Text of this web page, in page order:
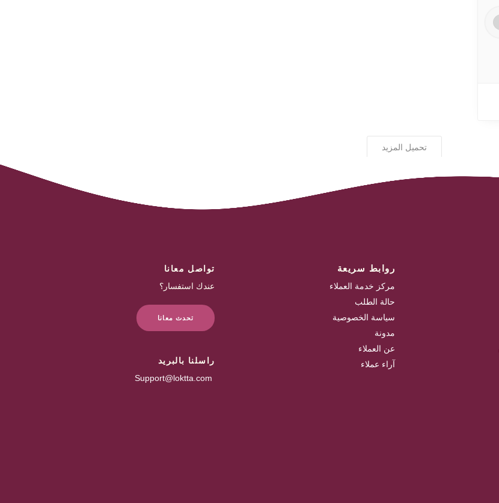
تحميل المزيد
روابط سريعة
مركز خدمة العملاء
حالة الطلب
سياسة الخصوصية
مدونة
عن العملاء
آراء عملاء
تواصل معانا
عندك استفسار؟
تحدث معانا
راسلنا بالبريد